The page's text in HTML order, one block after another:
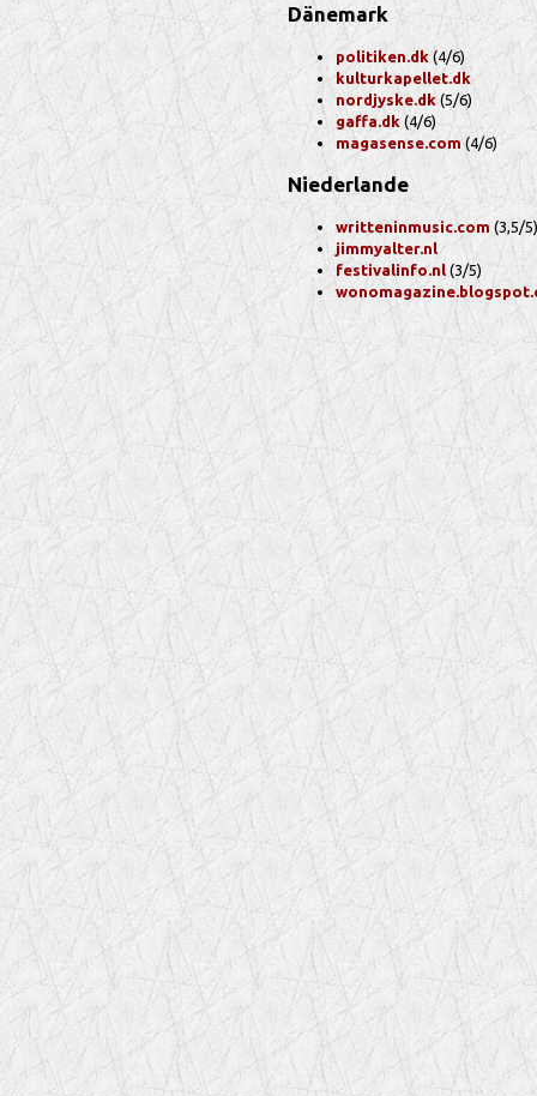
Dänemark
politiken.dk (4/6)
kulturkapellet.dk
nordjyske.dk (5/6)
gaffa.dk (4/6)
magasense.com (4/6)
Niederlande
writteninmusic.com (3,5/5)
jimmyalter.nl
festivalinfo.nl (3/5)